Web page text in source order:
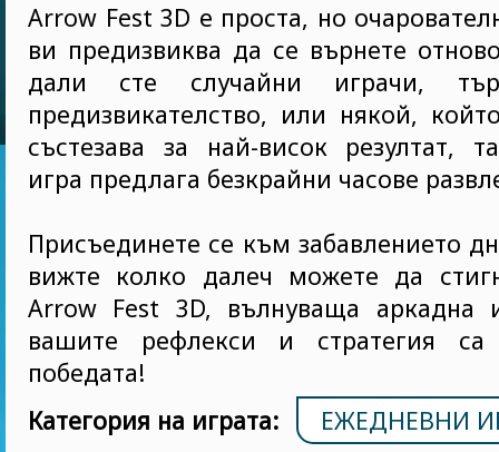
Arrow Fest 3D е проста, но
ви предизвиква да се върнете
дали сте случайни играчи,
предизвикателство, или някой,
състезава за най-висок резултат,
игра предлага безкрайни часове
Присъединете се към забавлението
вижте колко далеч можете да
Arrow Fest 3D, вълнуваща аркадна
вашите рефлекси и стратегия
победата!
Категория на играта:
ЕЖЕДНЕВНИ